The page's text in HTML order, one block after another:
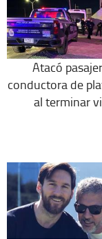
Atacó
conductora de
al terminar